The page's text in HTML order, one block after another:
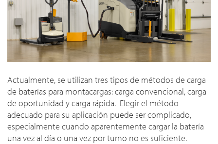
Actualmente, se utilizan tres tipos de métodos de carga
de baterías para montacargas: carga convencional, carga
de oportunidad y carga rápida. Elegir el método
adecuado para su aplicación puede ser complicado,
especialmente cuando aparentemente cargar la batería
una vez al día o una vez por turno no es suficiente.